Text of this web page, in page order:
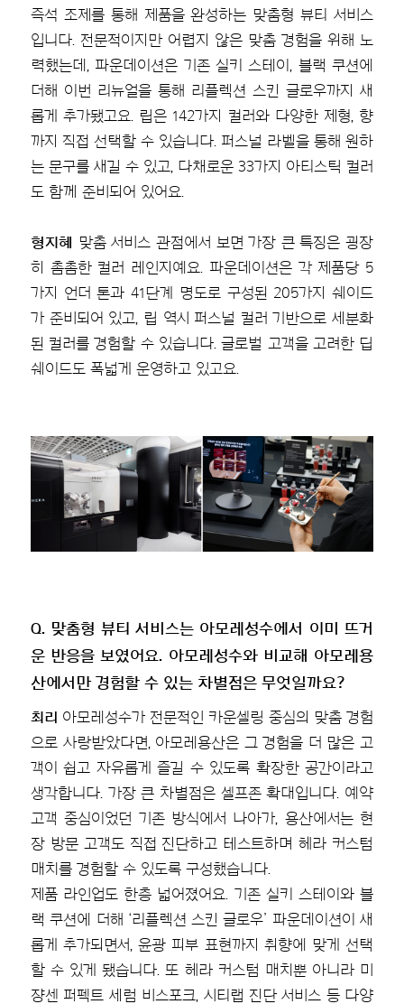
즉석 조제를 통해 제품을 완성하는 맞춤형 뷰티 서비스
입니다. 전문적이지만 어렵지 않은 맞춤 경험을 위해 노
력했는데, 파운데이션은 기존 실키 스테이, 블랙 쿠션에
더해 이번 리뉴얼을 통해 리플렉션 스킨 글로우까지 새
롭게 추가됐고요. 립은 142가지 컬러와 다양한 제형, 향
까지 직접 선택할 수 있습니다. 퍼스널 라벨을 통해 원하
는 문구를 새길 수 있고, 다채로운 33가지 아티스틱 컬러
도 함께 준비되어 있어요.
형지혜
맞춤 서비스 관점에서 보면 가장 큰 특징은 굉장
히 촘촘한 컬러 레인지예요. 파운데이션은 각 제품당 5
가지 언더 톤과 41단계 명도로 구성된 205가지 쉐이드
가 준비되어 있고, 립 역시 퍼스널 컬러 기반으로 세분화
된 컬러를 경험할 수 있습니다. 글로벌 고객을 고려한 딥
쉐이드도 폭넓게 운영하고 있고요.
Q. 맞춤형 뷰티 서비스는 아모레성수에서 이미 뜨거
운 반응을 보였어요. 아모레성수와 비교해 아모레용
산에서만 경험할 수 있는 차별점은 무엇일까요?
최리 아모레성수가 전문적인 카운셀링 중심의 맞춤 경험
으로 사랑받았다면, 아모레용산은 그 경험을 더 많은 고
객이 쉽고 자유롭게 즐길 수 있도록 확장한 공간이라고
생각합니다. 가장 큰 차별점은 셀프존 확대입니다. 예약
고객 중심이었던 기존 방식에서 나아가, 용산에서는 현
장 방문 고객도 직접 진단하고 테스트하며 헤라 커스텀
매치를 경험할 수 있도록 구성했습니다.
제품 라인업도 한층 넓어졌어요. 기존 실키 스테이와 블
랙 쿠션에 더해 ‘리플렉션 스킨 글로우’ 파운데이션이 새
롭게 추가되면서, 윤광 피부 표현까지 취향에 맞게 선택
할 수 있게 됐습니다. 또 헤라 커스텀 매치뿐 아니라 미
쟝센 퍼펙트 세럼 비스포크, 시티랩 진단 서비스 등 다양